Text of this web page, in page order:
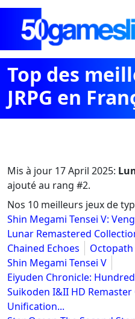
Top des
JRPG en
Mis à jour 17 April 2025:
ajouté au rang #2.
Nos 10 meilleurs jeux de
Shin Megami Tensei V:
Lunar Remastered
Chained Echoes
Shin Megami Tensei V
Eiyuden Chronicle:
Suikoden I&II HD
Unification...